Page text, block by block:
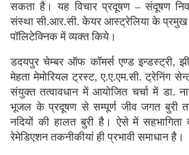
सकता है। यह विचार प्रदूषण – संदूषण
संस्था सी.आर.सी. केयर आस्ट्रेलिया के प्रमुख
पॉलिटेक्निक में व्यक्त किये।
डदयपुर चेम्बर ऑफ कॉमर्स एण्ड इन्डस्ट्री,
मेहता मेमोरियल ट्रस्ट, ए.ए.एम.सी. ट्रेनिंग
संयुक्त तत्वावधान में आयोजित चर्चा में डा.
भूजल के प्रदूषण से सम्पूर्ण जीव जगत बुरी
नदियों की हालत बुरी है। ऐसे में सहभागिता
रेमेडिएशन तकनीकीयां ही प्रभावी समाधान है।